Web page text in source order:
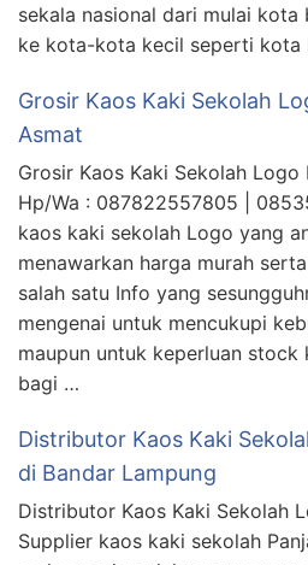
sekala nasional dari mulai kota
ke kota-kota kecil seperti kota
Grosir Kaos Kaki Sekolah
Asmat
Grosir Kaos Kaki Sekolah Logo
Hp/Wa : 087822557805 |
kaos kaki sekolah Logo yang
menawarkan harga murah
salah satu Info yang
mengenai untuk mencukupi
maupun untuk keperluan
bagi …
Distributor Kaos Kaki
di Bandar Lampung
Distributor Kaos Kaki Sekolah
Supplier kaos kaki sekolah